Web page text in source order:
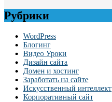
Рубрики
WordPress
Блогинг
Видео Уроки
Дизайн сайта
Домен и хостинг
Заработать на сайте
Искусственный интеллект
Корпоративный сайт